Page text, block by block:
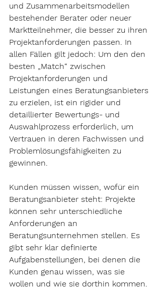
und Zusammenarbeitsmodellen
bestehender Berater oder neuer
Marktteilnehmer, die besser zu ihren
Projektanforderungen passen. In
allen Fällen gilt jedoch: Um den den
besten „Match“ zwischen
Projektanforderungen und
Leistungen eines Beratungsanbieters
zu erzielen, ist ein rigider und
detaillierter Bewertungs- und
Auswahlprozess erforderlich, um
Vertrauen in deren Fachwissen und
Problemlösungsfähigkeiten zu
gewinnen.
Kunden müssen wissen, wofür ein
Beratungsanbieter steht: Projekte
können sehr unterschiedliche
Anforderungen an
Beratungsunternehmen stellen. Es
gibt sehr klar definierte
Aufgabenstellungen, bei denen die
Kunden genau wissen, was sie
wollen und wie sie dorthin kommen.